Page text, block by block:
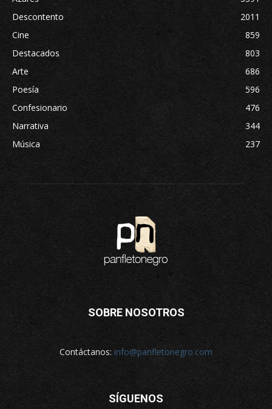
Descontento
2011
Cine
859
Destacados
803
Arte
686
Poesía
596
Confesionario
476
Narrativa
344
Música
237
SOBRE NOSOTROS
Contáctanos: info@panfletonegro.com
SÍGUENOS